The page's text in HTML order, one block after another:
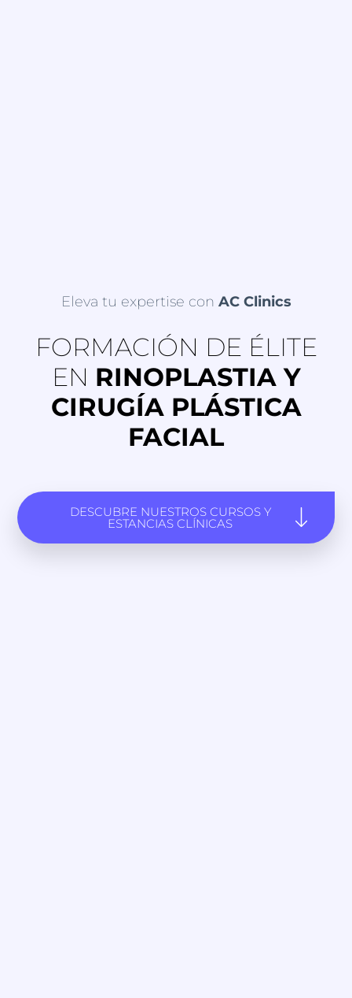
Eleva tu expertise con AC Clinics
FORMACIÓN DE ÉLITE
EN RINOPLASTIA Y
CIRUGÍA PLÁSTICA
FACIAL
DESCUBRE NUESTROS CURSOS Y
ESTANCIAS CLÍNICAS